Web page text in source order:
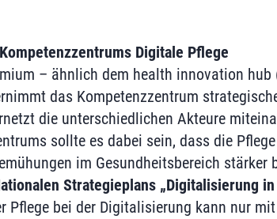
Digitale Pflege
– ähnlich dem health innovation
das Kompetenzzentrum
die unterschiedlichen Akteure
sollte es dabei sein, dass die
im Gesund­heitsbereich stärker
Strategieplans „Digitalisierung
Pflege bei der Digitalisierung kann nur